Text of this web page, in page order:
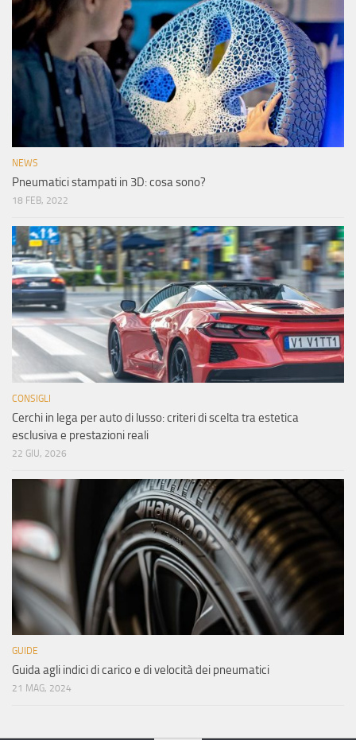
NEWS
Pneumatici stampati in 3D: cosa sono?
18 FEB, 2022
CONSIGLI
Cerchi in lega per auto di lusso: criteri di scelta tra estetica
esclusiva e prestazioni reali
22 GIU, 2026
GUIDE
Guida agli indici di carico e di velocità dei pneumatici
21 MAG, 2024